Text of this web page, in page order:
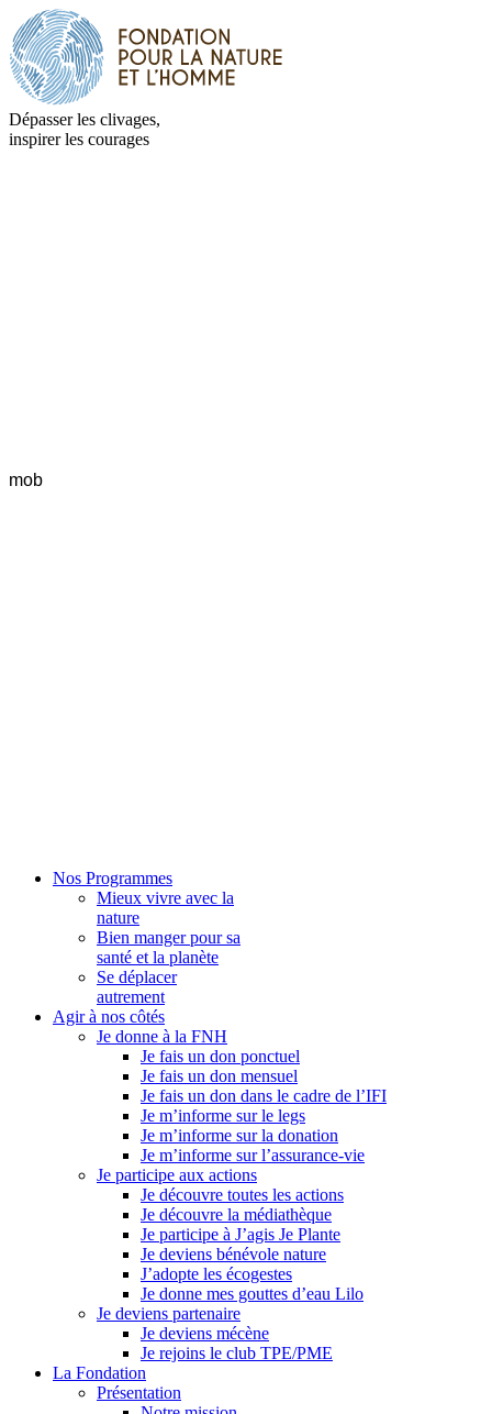
Dépasser les clivages,
inspirer les courages
mob
Nos Programmes
Mieux vivre avec la
nature
Bien manger pour sa
santé et la planète
Se déplacer
autrement
Agir à nos côtés
Je donne à la FNH
Je fais un don ponctuel
Je fais un don mensuel
Je fais un don dans le cadre de l’IFI
Je m’informe sur le legs
Je m’informe sur la donation
Je m’informe sur l’assurance-vie
Je participe aux actions
Je découvre toutes les actions
Je découvre la médiathèque
Je participe à J’agis Je Plante
Je deviens bénévole nature
J’adopte les écogestes
Je donne mes gouttes d’eau Lilo
Je deviens partenaire
Je deviens mécène
Je rejoins le club TPE/PME
La Fondation
Présentation